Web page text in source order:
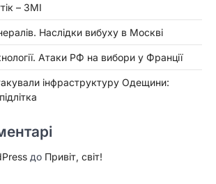
– ЗМІ
Наслідки вибуху в Москві
Атаки РФ на вибори у Франції
інфраструктуру Одещини:
до Привіт, світ!